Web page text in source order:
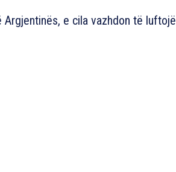
e cila vazhdon të luftojë